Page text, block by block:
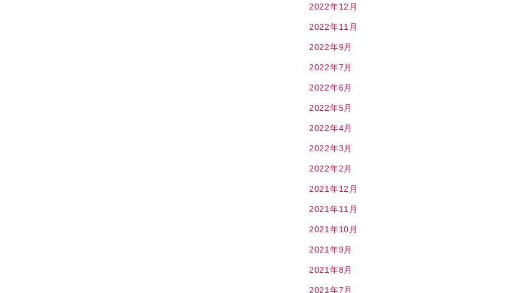
2022年12月
2022年11月
2022年9月
2022年7月
2022年6月
2022年5月
2022年4月
2022年3月
2022年2月
2021年12月
2021年11月
2021年10月
2021年9月
2021年8月
2021年7月